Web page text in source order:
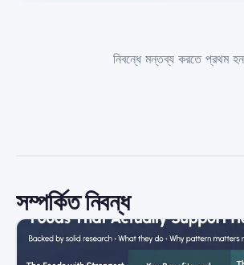
নিবন্ধে মন্তব্য করতে প্রথম
সম্পর্কিত নিবন্ধ